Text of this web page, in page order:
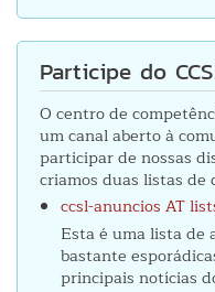
Participe do
O centro de
um canal aberto à
participar de nossas
criamos duas listas de
ccsl-anuncios AT
Esta é uma lista de
bastante
principais notícias